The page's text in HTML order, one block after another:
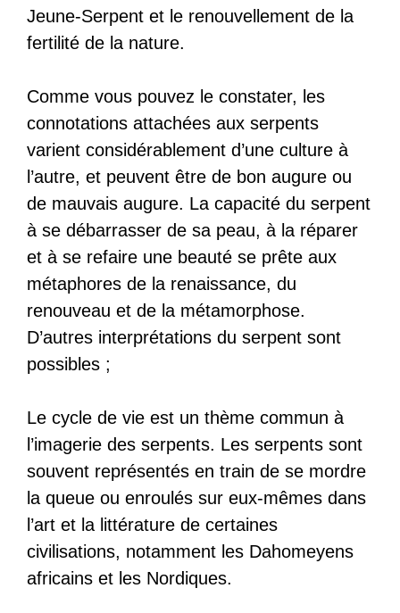
Jeune-Serpent et le renouvellement de la
fertilité de la nature.
Comme vous pouvez le constater, les
connotations attachées aux serpents
varient considérablement d’une culture à
l’autre, et peuvent être de bon augure ou
de mauvais augure. La capacité du serpent
à se débarrasser de sa peau, à la réparer
et à se refaire une beauté se prête aux
métaphores de la renaissance, du
renouveau et de la métamorphose.
D’autres interprétations du serpent sont
possibles ;
Le cycle de vie est un thème commun à
l’imagerie des serpents. Les serpents sont
souvent représentés en train de se mordre
la queue ou enroulés sur eux-mêmes dans
l’art et la littérature de certaines
civilisations, notamment les Dahomeyens
africains et les Nordiques.